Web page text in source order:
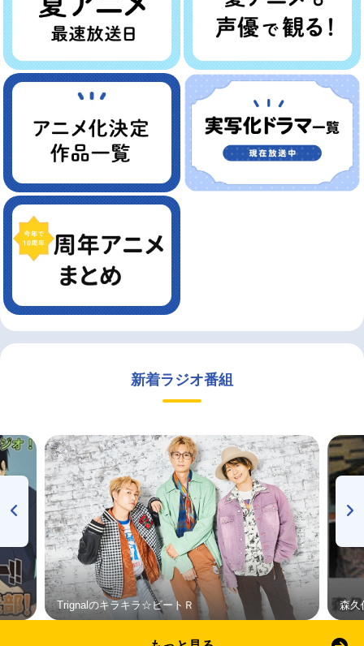
新着ラジオ番組
Trignalのキラキラ☆ビートＲ 森久